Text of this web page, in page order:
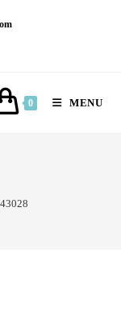
0 MENU